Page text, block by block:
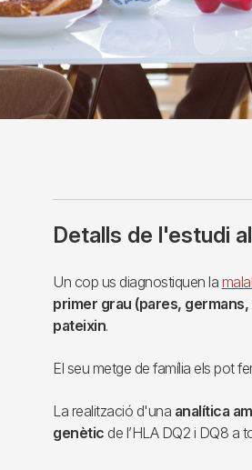
Detalls de l'estudi
Un cop us diagnostiquen la
primer grau (pares,
pateixin.
El seu metge de família els pot
La realització d'una analítica
genètic de l’HLA DQ2 i DQ8 a